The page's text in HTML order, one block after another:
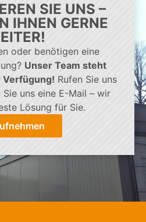
SIE UNS –
IHNEN GERNE
oder benötigen eine
Unser Team steht
Verfügung! Rufen Sie uns
uns eine E-Mail – wir
Lösung für Sie.